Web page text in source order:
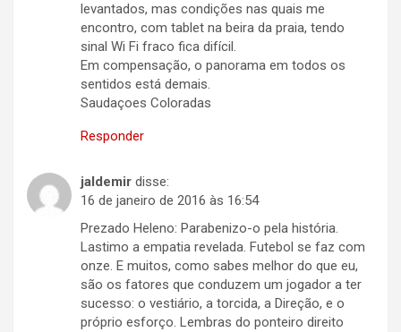
levantados, mas condições nas quais me
encontro, com tablet na beira da praia, tendo
sinal Wi Fi fraco fica difícil.
Em compensação, o panorama em todos os
sentidos está demais.
Saudaçoes Coloradas
Responder
jaldemir disse:
16 de janeiro de 2016 às 16:54
Prezado Heleno: Parabenizo-o pela história.
Lastimo a empatia revelada. Futebol se faz com
onze. E muitos, como sabes melhor do que eu,
são os fatores que conduzem um jogador a ter
sucesso: o vestiário, a torcida, a Direção, e o
próprio esforço. Lembras do ponteiro direito